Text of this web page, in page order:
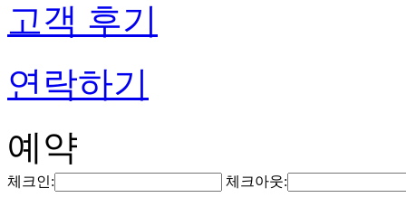
고객 후기
연락하기
예약
체크인: 체크아웃: